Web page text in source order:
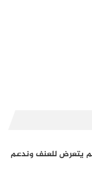
يتعرض للعنف وندعم